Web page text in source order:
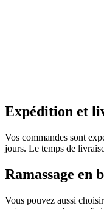
Expédition et
Vos commandes sont
jours. Le temps de
Ramassage en
Vous pouvez aussi